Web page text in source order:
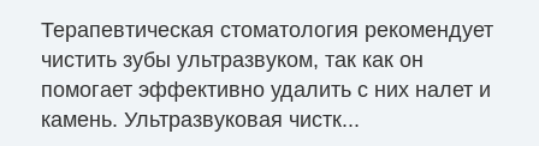
Терапевтическая стоматология рекомендует
чистить зубы ультразвуком, так как он
помогает эффективно удалить с них налет и
камень. Ультразвуковая чистк...